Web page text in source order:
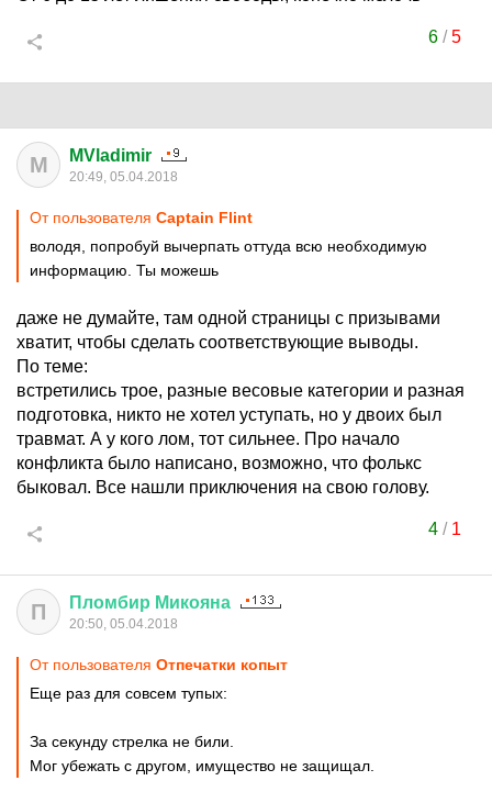
6/5
M MVladimir
20:49, 05.04.2018
От пользователя Captain Flint
володя, попробуй вычерпать оттуда всю необходимую
информацию. Ты можешь
даже не думайте, там одной страницы с призывами
хватит, чтобы сделать соответствующие выводы.
По теме:
встретились трое, разные весовые категории и разная
подготовка, никто не хотел уступать, но у двоих был
травмат. А у кого лом, тот сильнее. Про начало
конфликта было написано, возможно, что фолькс
быковал. Все нашли приключения на свою голову.
4/ 1
П Пломбир Микояна
20:50, 05.04.2018
От пользователя Отпечатки копыт
Еще раз для совсем тупых:
За секунду стрелка не били.
Мог убежать с другом, имущество не защищал.